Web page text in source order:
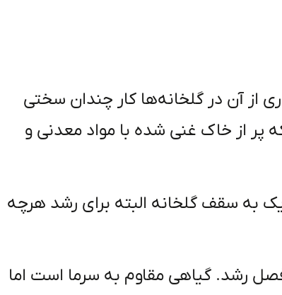
از آن در گلخانه‌ها کار چندان سختی
پر از خاک غنی شده با مواد معدنی و
به سقف گلخانه البته برای رشد هرچه
رشد. گیاهی مقاوم به سرما است اما